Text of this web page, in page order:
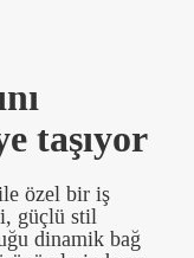
taşıyor
özel bir iş
güçlü stil
dinamik bağ